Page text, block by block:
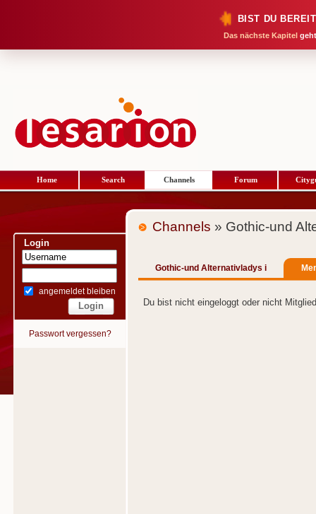
BIST DU
Das nächste Kapitel
Home Search Channels Forum
Login
angemeldet bleiben
Passwort vergessen?
Channels » Gothic-und
Gothic-und Alternativladys i
Du bist nicht eingeloggt oder nicht